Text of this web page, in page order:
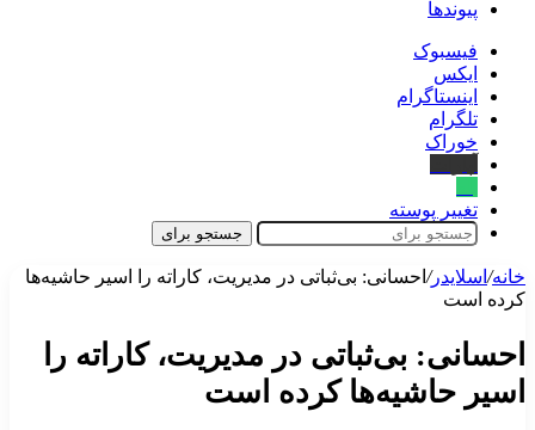
پیوندها
فیسبوک
ایکس
اینستاگرام
تلگرام
خوراک
تغییر پوسته
جستجو برای
خانه/ اسلایدر/ احسانی: بی‌ثباتی در مدیریت، کاراته را اسیر حاشیه‌ها
کرده است
احسانی: بی‌ثباتی در مدیریت، کاراته را
اسیر حاشیه‌ها کرده است